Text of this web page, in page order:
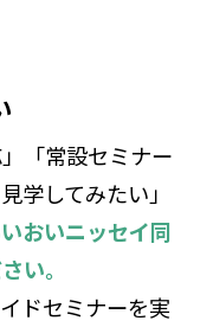
「常設セミナー
学してみたい」
おいニッセイ同
い。
ドセミナーを実